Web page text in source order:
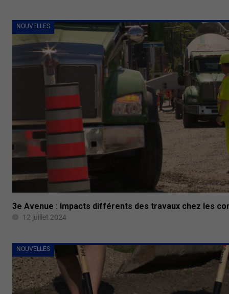
NOUVELLES
3e Avenue : Impacts différents des travaux chez les
12 juillet 2024
NOUVELLES